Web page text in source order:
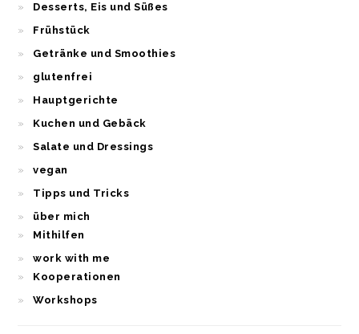
Desserts, Eis und Süßes
Frühstück
Getränke und Smoothies
glutenfrei
Hauptgerichte
Kuchen und Gebäck
Salate und Dressings
vegan
Tipps und Tricks
über mich
Mithilfen
work with me
Kooperationen
Workshops